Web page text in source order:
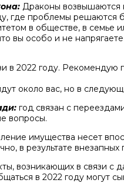
Драконы возвышаются
где проблемы решаются
в обществе, в семье
вы особо и не
в 2022 году.
около вас, но в
год связан с
вопросы.
имущества несет
в результате
возникающих в связи с
в 2022 году могут